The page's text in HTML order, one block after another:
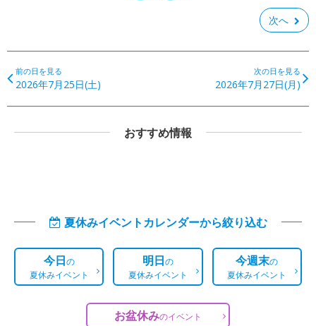
次へ
前の日を見る
2026年7月25日(土)
次の日を見る
2026年7月27日(月)
おすすめ情報
夏休みイベントカレンダーから絞り込む
今日の
夏休みイベント
明日の
夏休みイベント
今週末の
夏休みイベント
お盆休みのイベント